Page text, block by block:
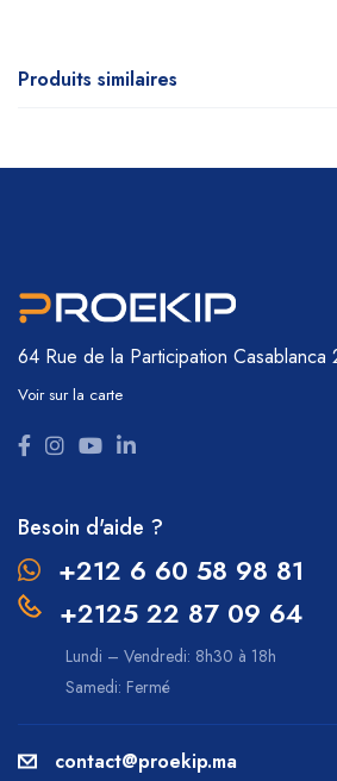
Produits similaires
64 Rue de la Participation Casablanca
Voir sur la carte
Besoin d'aide ?
+212 6 60 58 98 81
+2125 22 87 09 64
Lundi – Vendredi: 8h30 à 18h
Samedi: Fermé
contact@proekip.ma